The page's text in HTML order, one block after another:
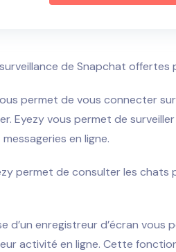
de Snapchat offertes
permet de vous connecter
Eyezy vous permet de
en ligne.
permet de consulter les chats
d’un enregistreur d’écran vous
activité en ligne. Cette